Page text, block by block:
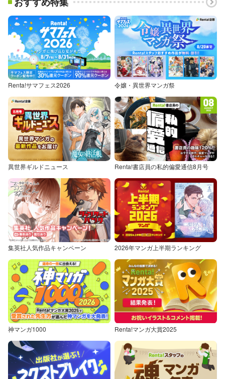
Renta!サマフェス2026 令嬢・異世界マンガ祭
異世界ギルドニュース Renta!書店員の私的偏愛通信8月号
集英社人気作品キャンペーン 2026年マンガ上半期ランキング
神マンガ1000 Renta!マンガ大賞2025